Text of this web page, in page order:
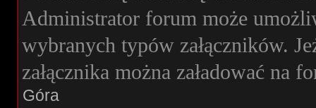
Administrator forum może
wybranych typów załączników.
załącznika można załadować na
Góra